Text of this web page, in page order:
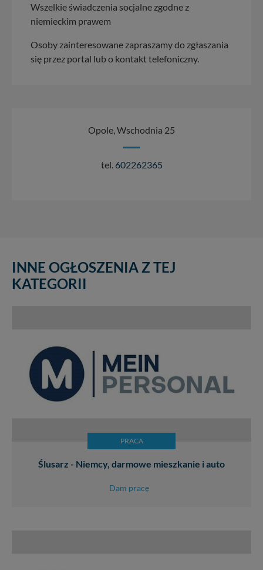
Wszelkie świadczenia socjalne zgodne z
niemieckim prawem
Osoby zainteresowane zapraszamy do zgłaszania
się przez portal lub o kontakt telefoniczny.
Opole, Wschodnia 25
tel. 602262365
INNE OGŁOSZENIA Z TEJ
KATEGORII
PRACA
Ślusarz - Niemcy, darmowe mieszkanie i auto
Dam pracę